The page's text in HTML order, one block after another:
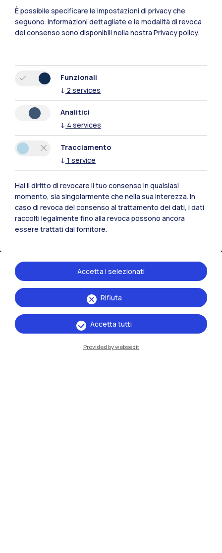
Polimi Community
Tutti i siti dell’ecosistema
IT EN
Sedi
Milano Leonardo
È possibile specificare le impostazioni di privacy che
seguono. Informazioni dettagliate e le modalità di revoca
del consenso sono disponibili nella nostra Privacy policy.
Funzionali
↓ 2 services
Analitici
↓ 4 services
Tracciamento
↓ 1 service
Hai il diritto di revocare il tuo consenso in qualsiasi
momento, sia singolarmente che nella sua interezza. In
caso di revoca del consenso al trattamento dei dati, i dati
raccolti legalmente fino alla revoca possono ancora
essere trattati dal fornitore.
Rifiuta
Accetta i selezionati
Accetta tutti
Provided by websedit